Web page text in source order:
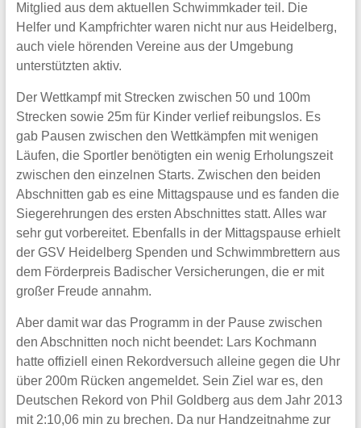
Mitglied aus dem aktuellen Schwimmkader teil. Die
Helfer und Kampfrichter waren nicht nur aus Heidelberg,
auch viele hörenden Vereine aus der Umgebung
unterstützten aktiv.
Der Wettkampf mit Strecken zwischen 50 und 100m
Strecken sowie 25m für Kinder verlief reibungslos. Es
gab Pausen zwischen den Wettkämpfen mit wenigen
Läufen, die Sportler benötigten ein wenig Erholungszeit
zwischen den einzelnen Starts. Zwischen den beiden
Abschnitten gab es eine Mittagspause und es fanden die
Siegerehrungen des ersten Abschnittes statt. Alles war
sehr gut vorbereitet. Ebenfalls in der Mittagspause erhielt
der GSV Heidelberg Spenden und Schwimmbrettern aus
dem Förderpreis Badischer Versicherungen, die er mit
großer Freude annahm.
Aber damit war das Programm in der Pause zwischen
den Abschnitten noch nicht beendet: Lars Kochmann
hatte offiziell einen Rekordversuch alleine gegen die Uhr
über 200m Rücken angemeldet. Sein Ziel war es, den
Deutschen Rekord von Phil Goldberg aus dem Jahr 2013
mit 2:10,06 min zu brechen. Da nur Handzeitnahme zur